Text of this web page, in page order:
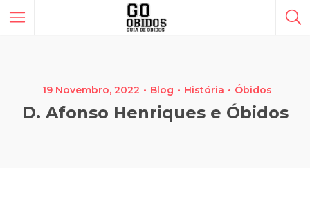
19 Novembro, 2022 Blog História Óbidos
D. Afonso Henriques e Óbidos